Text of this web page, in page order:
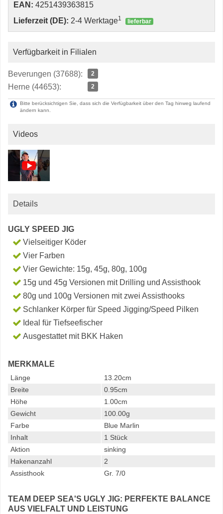
EAN: 4251439363815
Lieferzeit (DE): 2-4 Werktage1 lieferbar
Verfügbarkeit in Filialen
Beverungen (37688): 2
Herne (44653): 2
Bitte berücksichtigen Sie, dass sich die Verfügbarkeit über den Tag hinweg laufend
ändern kann.
Videos
Details
UGLY SPEED JIG
Vielseitiger Köder
Vier Farben
Vier Gewichte: 15g, 45g, 80g, 100g
15g und 45g Versionen mit Drilling und Assisthook
80g und 100g Versionen mit zwei Assisthooks
Schlanker Körper für Speed Jigging/Speed Pilken
Ideal für Tiefseefischer
Ausgestattet mit BKK Haken
MERKMALE
Länge
13.20cm
Breite
0.95cm
Höhe
1.00cm
Gewicht
100.00g
Farbe
Blue Marlin
Inhalt
1 Stück
Aktion
sinking
Hakenanzahl
2
Assisthook
Gr. 7/0
TEAM DEEP SEA'S UGLY JIG: PERFEKTE BALANCE
AUS VIELFALT UND LEISTUNG